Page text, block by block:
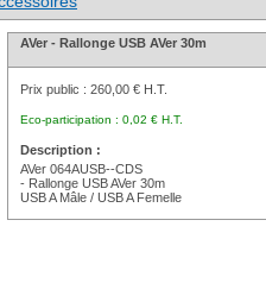
AVer - Rallonge USB AVer 30m
Prix public : 260,00 € H.T.
Eco-participation : 0,02 € H.T.
Description :
AVer 064AUSB--CDS
- Rallonge USB AVer 30m
USB A Mâle / USB A Femelle